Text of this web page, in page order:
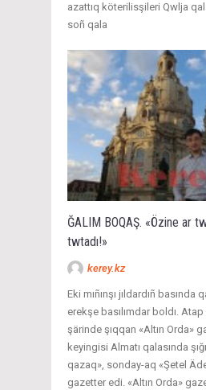
azattıq köterilisşileri Qwlja
soñ qala
ĞALIM BOQAŞ. «Özine ar
twtadı!»
kerey.kz
Eki mıñınşı jıldardıñ basında
erekşe basılımdar boldı.
şärinde şıqqan «Altın Orda»
keyingisi Almatı qalasında
qazaq», sonday-aq «Şetel
gazetter edi. «Altın Orda»